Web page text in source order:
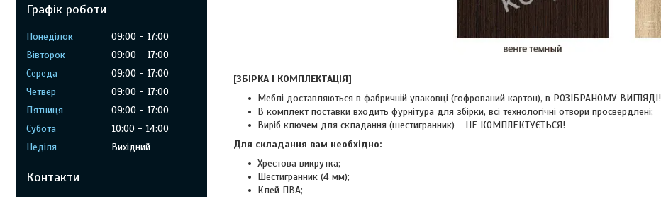
[ЗБІРКА І КОМПЛЕКТАЦІЯ]
Меблі доставляються в фабричній упаковці (гофрований картон), в РОЗІБРАНОМУ ВИГЛЯДІ!
В комплект поставки входить фурнітура для збірки, всі технологічні отвори просвердлені;
Виріб ключем для складання (шестигранник) - НЕ КОМПЛЕКТУЄТЬСЯ!
Для складання вам необхідно:
Хрестова викрутка;
Шестигранник (4 мм);
Клей ПВА;
Графік роботи
Понеділок 09:00
17:00
Вівторок
09:00
17:00
Середа
09:00
17:00
Четвер
09:00
17:00
Пʼятниця
09:00
17:00
Субота
10:00
14:00
Неділя
Вихідний
Контакти